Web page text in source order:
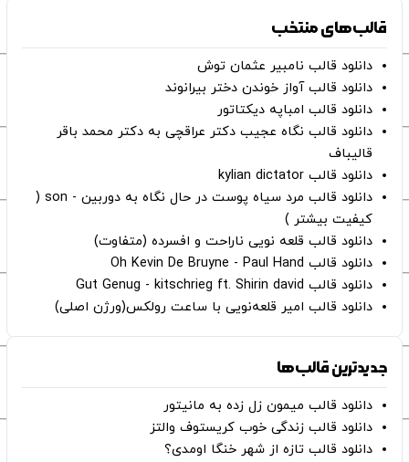
قالب‌های منتخب
دانلود قالب نامبیر عثمان ‌توش
دانلود قالب آواز خوندن دختر بیرانوند
دانلود قالب امباپه دیکتاتور
دانلود قالب نگاه عجیب دکتر عراقچی به دکتر محمد باقر
قالیباف
دانلود قالب kylian dictator
دانلود قالب مرد سیاه پوست در حال نگاه به دوربین - son (
کیفیت بیشتر )
دانلود قالب قلعه نویی ناراحت و افسرده (متفاوت)
دانلود قالب Oh Kevin De Bruyne - Paul Hand
دانلود قالب Gut Genug - kitschrieg ft. Shirin david
دانلود قالب امیر قلعه‌نویی با ساعت رولکس(ورژن اصلی)
جدیدترین قالب‌ها
دانلود قالب میمون زل زده به مانیتور
دانلود قالب زندگی خوب کریستوف والتز
دانلود قالب تازه از شهر خنگا اومدی؟